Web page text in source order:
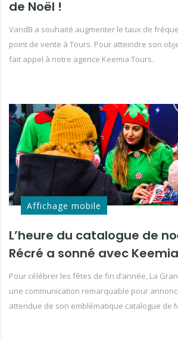
de Noël !
VandB a souhaité augmenter le taux de
point de vente à Tours. Pour atteindre son
fait appel à notre agence Keemia Tours.
Affichage mobile
L’heure du catalogue de
Récré a sonné avec
Pour célébrer les fêtes de fin d’année, La
une communication remarquable pour
attendue de son emblématique catalogue de